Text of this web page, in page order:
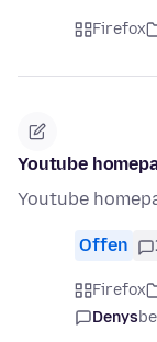
Firefox
Youtube
Youtube
Offen
Firefox
Denys